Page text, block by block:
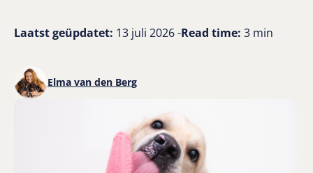
Laatst geüpdatet: 13 juli 2026 -Read time: 3 min
Elma van den Berg